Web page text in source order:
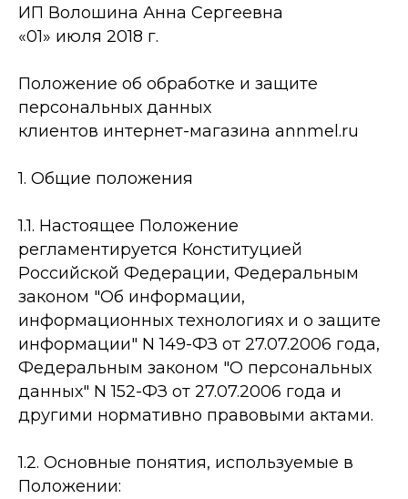
ИП Волошина Анна Сергеевна
«01» июля 2018 г.
Положение об обработке и защите
персональных данных
клиентов интернет-магазина annmel.ru
1. Общие положения
1.1. Настоящее Положение
регламентируется Конституцией
Российской Федерации, Федеральным
законом "Об информации,
информационных технологиях и о защите
информации" N 149-ФЗ от 27.07.2006 года,
Федеральным законом "О персональных
данных" N 152-ФЗ от 27.07.2006 года и
другими нормативно правовыми актами.
1.2. Основные понятия, используемые в
Положении: